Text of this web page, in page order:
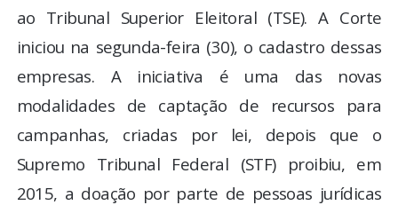
ao Tribunal Superior Eleitoral (TSE). A Corte
iniciou na segunda-feira (30), o cadastro dessas
empresas. A iniciativa é uma das novas
modalidades de captação de recursos para
campanhas, criadas por lei, depois que o
Supremo Tribunal Federal (STF) proibiu, em
2015, a doação por parte de pessoas jurídicas